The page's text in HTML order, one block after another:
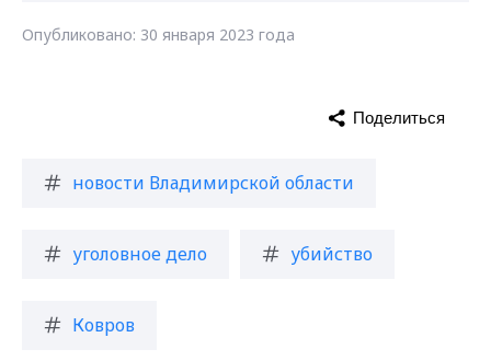
Опубликовано: 30 января 2023 года
новости Владимирской области
уголовное дело убийство
Ковров
Поделиться